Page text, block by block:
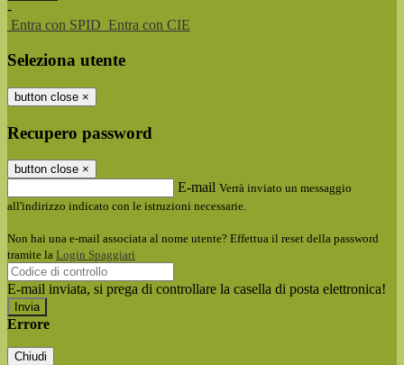
-
Entra con SPID Entra con CIE
Seleziona utente
button close ×
Recupero password
button close ×
E-mail Verrà inviato un messaggio
all'indirizzo indicato con le istruzioni necessarie.
Non hai una e-mail associata al nome utente? Effettua il reset della password
tramite la Login Spaggiari
E-mail inviata, si prega di controllare la casella di posta elettronica!
Errore
Chiudi